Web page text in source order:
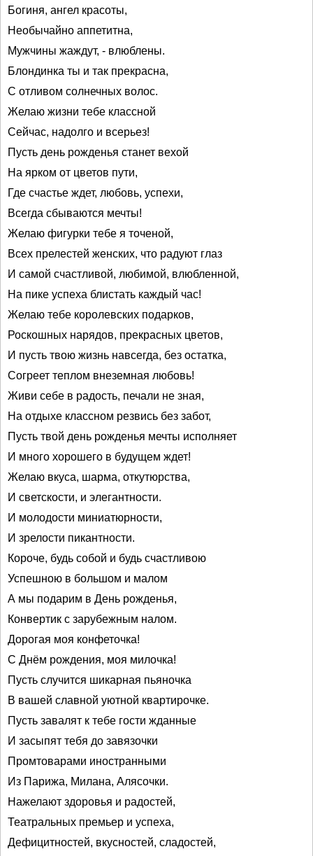
Богиня, ангел красоты,
Необычайно аппетитна,
Мужчины жаждут, - влюблены.
Блондинка ты и так прекрасна,
С отливом солнечных волос.
Желаю жизни тебе классной
Сейчас, надолго и всерьез!
Пусть день рожденья станет вехой
На ярком от цветов пути,
Где счастье ждет, любовь, успехи,
Всегда сбываются мечты!
Желаю фигурки тебе я точеной,
Всех прелестей женских, что радуют глаз
И самой счастливой, любимой, влюбленной,
На пике успеха блистать каждый час!
Желаю тебе королевских подарков,
Роскошных нарядов, прекрасных цветов,
И пусть твою жизнь навсегда, без остатка,
Согреет теплом внеземная любовь!
Живи себе в радость, печали не зная,
На отдыхе классном резвись без забот,
Пусть твой день рожденья мечты исполняет
И много хорошего в будущем ждет!
Желаю вкуса, шарма, откутюрства,
И светскости, и элегантности.
И молодости миниатюрности,
И зрелости пикантности.
Короче, будь собой и будь счастливою
Успешною в большом и малом
А мы подарим в День рожденья,
Конвертик с зарубежным налом.
Дорогая моя конфеточка!
С Днём рождения, моя милочка!
Пусть случится шикарная пьяночка
В вашей славной уютной квартирочке.
Пусть завалят к тебе гости жданные
И засыпят тебя до завязочки
Промтоварами иностранными
Из Парижа, Милана, Алясочки.
Нажелают здоровья и радостей,
Театральных премьер и успеха,
Дефицитностей, вкусностей, сладостей,